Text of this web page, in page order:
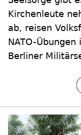
Kirchenleute
ab, reisen
NATO-
Berliner